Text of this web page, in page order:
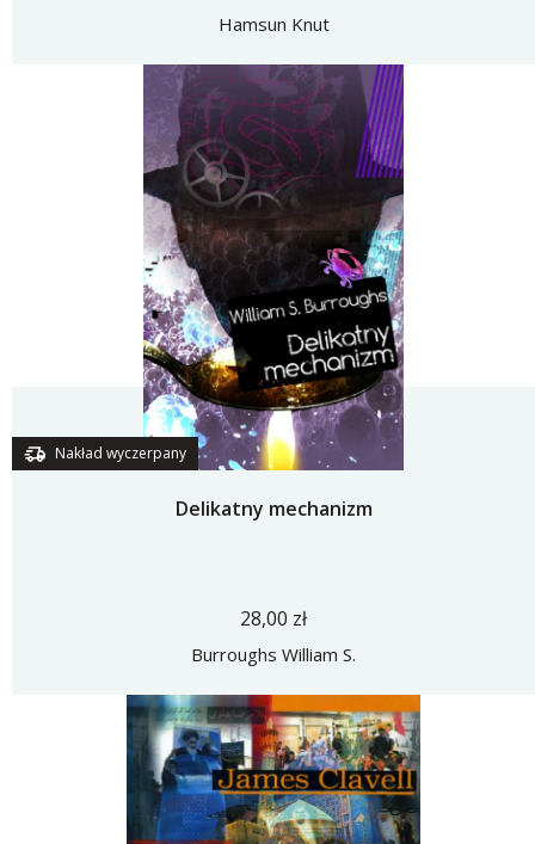
Hamsun Knut
Nakład wyczerpany
Delikatny mechanizm
28,00 zł
Burroughs William S.